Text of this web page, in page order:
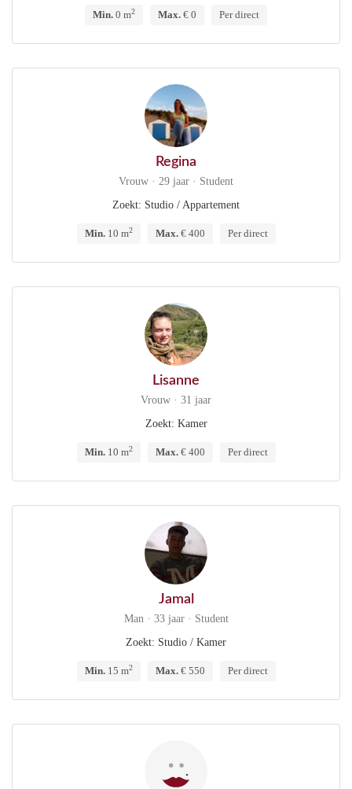
Min. 0 m2 Max. € 0 Per direct
Regina
Vrouw · 29 jaar · Student
Zoekt: Studio / Appartement
Min.10 m2 Max.€ 400 Per direct
Lisanne
Vrouw · 31 jaar
Zoekt: Kamer
Min.10 m2 Max.€ 400 Per direct
Jamal
Man · 33 jaar · Student
Zoekt: Studio / Kamer
Min.15 m2 Max.€ 550 Per direct